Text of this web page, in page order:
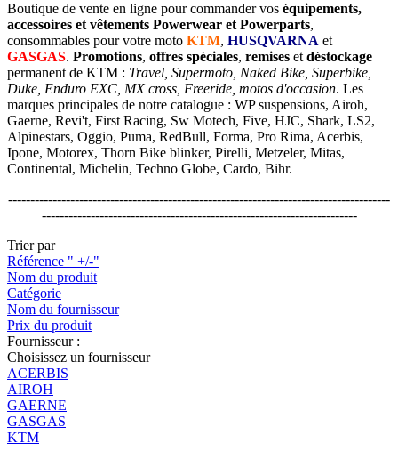
Boutique de vente en ligne pour commander vos équipements,
accessoires et vêtements Powerwear et Powerparts,
consommables pour votre moto KTM, HUSQVARNA et
GASGAS. Promotions, offres spéciales, remises et déstockage
permanent de KTM : Travel, Supermoto, Naked Bike, Superbike,
Duke, Enduro EXC, MX cross, Freeride, motos d'occasion. Les
marques principales de notre catalogue : WP suspensions, Airoh,
Gaerne, Revi't, First Racing, Sw Motech, Five, HJC, Shark, LS2,
Alpinestars, Oggio, Puma, RedBull, Forma, Pro Rima, Acerbis,
Ipone, Motorex, Thorn Bike blinker, Pirelli, Metzeler, Mitas,
Continental, Michelin, Techno Globe, Cardo, Bihr.
--------------------------------------------------------------------------------------
-----------------------------------------------------------------------
Trier par
Référence " +/-"
Nom du produit
Catégorie
Nom du fournisseur
Prix du produit
Fournisseur :
Choisissez un fournisseur
ACERBIS
AIROH
GAERNE
GASGAS
KTM